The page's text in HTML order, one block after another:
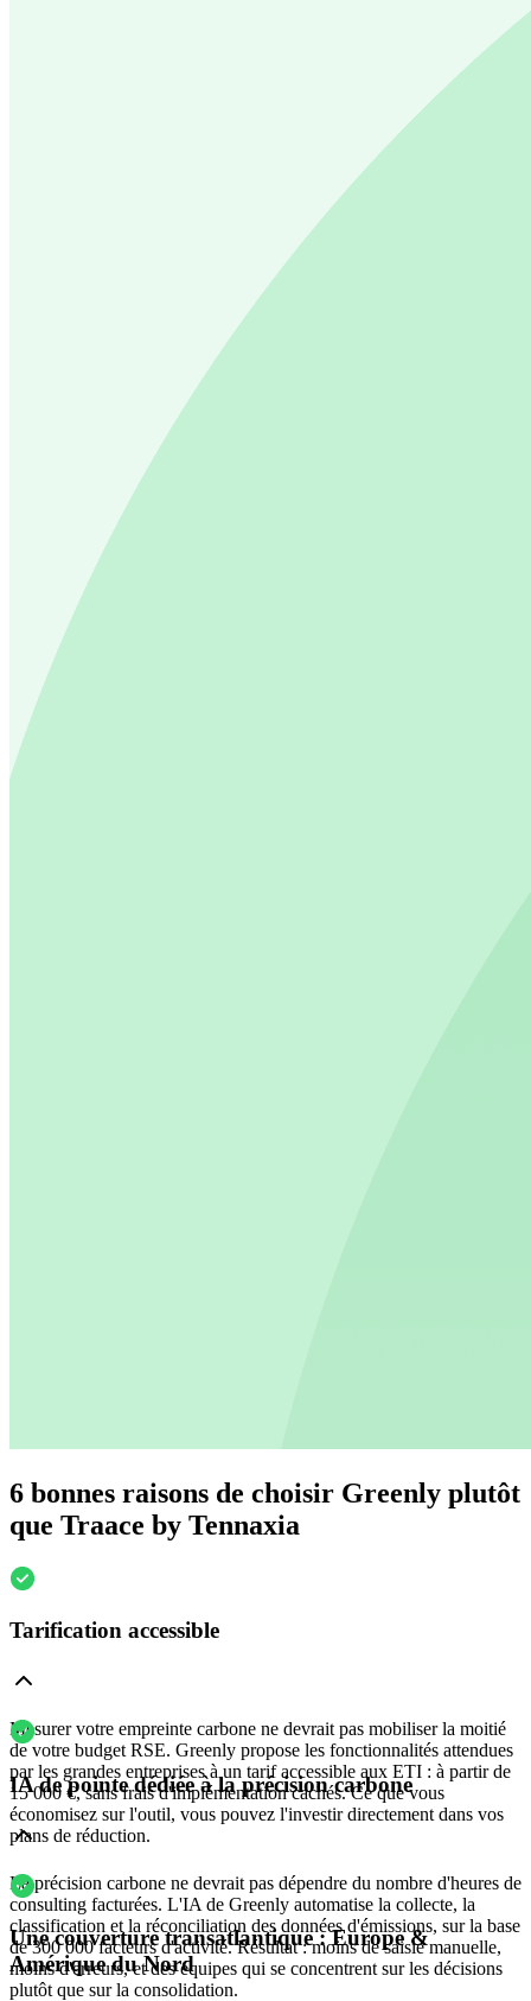
6 bonnes raisons de choisir Greenly plutôt
que Traace by Tennaxia
Tarification accessible
Mesurer votre empreinte carbone ne devrait pas mobiliser la moitié
de votre budget RSE. Greenly propose les fonctionnalités attendues
par les grandes entreprises à un tarif accessible aux ETI : à partir de
15 000 €, sans frais d'implémentation cachés. Ce que vous
économisez sur l'outil, vous pouvez l'investir directement dans vos
plans de réduction.
IA de pointe dédiée à la précision carbone
La précision carbone ne devrait pas dépendre du nombre d'heures de
consulting facturées. L'IA de Greenly automatise la collecte, la
classification et la réconciliation des données d'émissions, sur la base
de 300 000 facteurs d'activité. Résultat : moins de saisie manuelle,
moins d'erreurs, et des équipes qui se concentrent sur les décisions
plutôt que sur la consolidation.
Une couverture transatlantique : Europe &
Amérique du Nord